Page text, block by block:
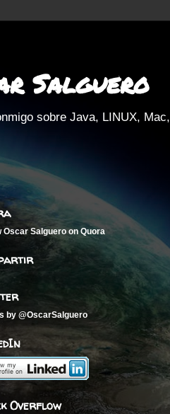
Salguero
sobre Java, LINUX, Mac,
Oscar Salguero on Quora
by @OscarSalguero
Overflow